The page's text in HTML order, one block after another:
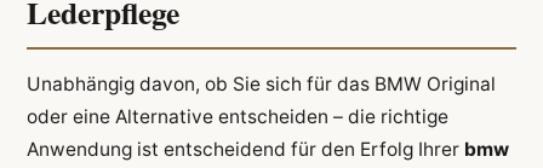
Lederpflege
Unabhängig davon, ob Sie sich für das BMW Original
oder eine Alternative entscheiden – die richtige
Anwendung ist entscheidend für den Erfolg Ihrer bmw